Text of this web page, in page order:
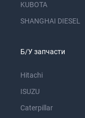
KUBOTA
SHANGHAI DIESEL
Б/У запчасти
Hitachi
ISUZU
Caterpillar